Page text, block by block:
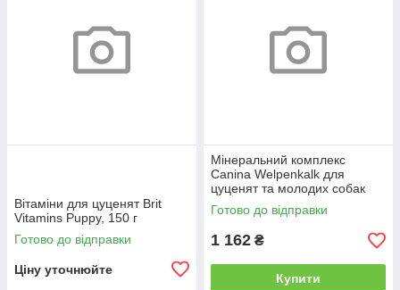
Вітаміни для цуценят Brit
Vitamins Puppy, 150 г
Готово до відправки
Ціну уточнюйте
Мінеральний комплекс
Canina Welpenkalk для
цуценят та молодих собак
350 г 350 табл
Готово до відправки
1 162 ₴
Купити